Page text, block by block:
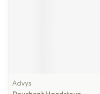
Advys